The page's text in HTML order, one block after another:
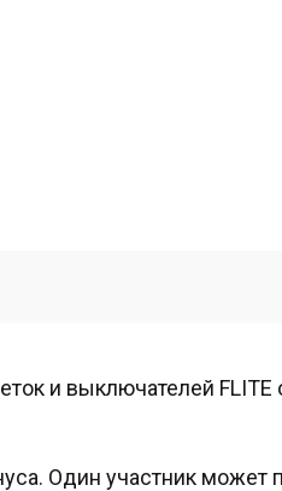
и выключателей FLITE
Один участник может